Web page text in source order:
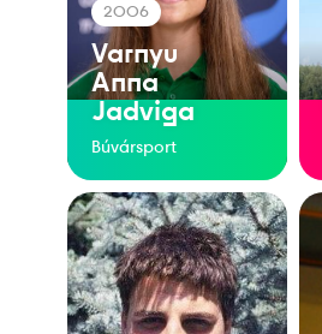
2006
Varnyu
Anna
Jadviga
Búvársport